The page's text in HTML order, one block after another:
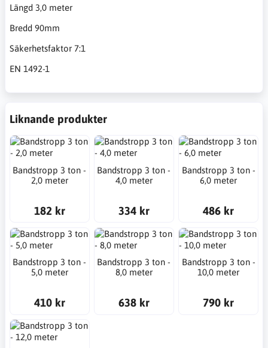
Längd 3,0 meter
Bredd 90mm
Säkerhetsfaktor 7:1
EN 1492-1
Liknande produkter
Bandstropp 3 ton -
2,0 meter
182 kr
Bandstropp 3 ton -
4,0 meter
334 kr
Bandstropp 3 ton -
6,0 meter
486 kr
Bandstropp 3 ton -
5,0 meter
410 kr
Bandstropp 3 ton -
8,0 meter
638 kr
Bandstropp 3 ton -
10,0 meter
790 kr